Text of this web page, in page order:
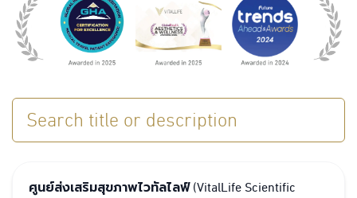
Search title or description
ศูนย์ส่งเสริมสุขภาพไวทัลไลฟ์ (VitalLife Scientific